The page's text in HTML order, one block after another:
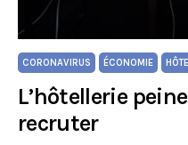
CORONAVIRUS ÉCONOMIE
L’hôtellerie
recruter